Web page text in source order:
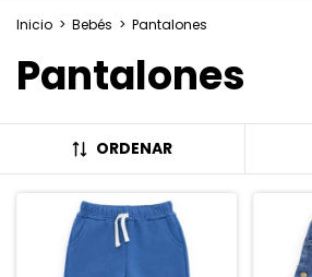
Inicio > Bebés > Pantalones
Pantalones
ORDENAR